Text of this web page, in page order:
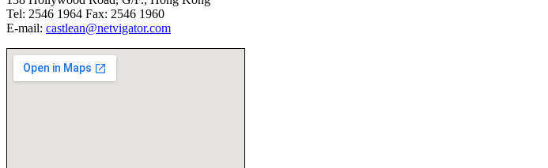
Tel: 2546 1964 Fax: 2546 1960
E-mail: castlean@netvigator.com